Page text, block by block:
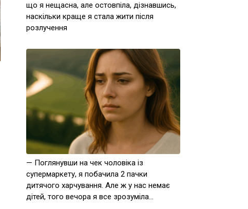
що я нещасна, але остовпіла, дізнавшись,
наскільки краще я стала жити після
розлучення
— Поглянувши на чек чоловіка із
супермаркету, я побачила 2 пачки
дитячого харчування. Але ж у нас немає
дітей, того вечора я все зрозуміла…